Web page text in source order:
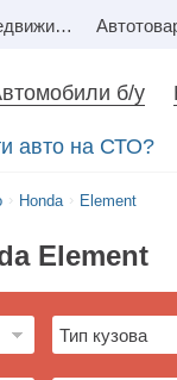
Недвижимость
б/у
авто на СТО?
Honda Element
Element